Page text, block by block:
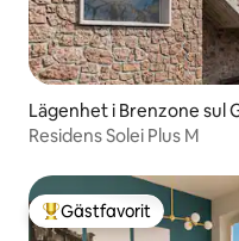
Lägenhet i Brenzone sul
Residens Solei Plus M
Populär gästfavorit
Gästfavorit